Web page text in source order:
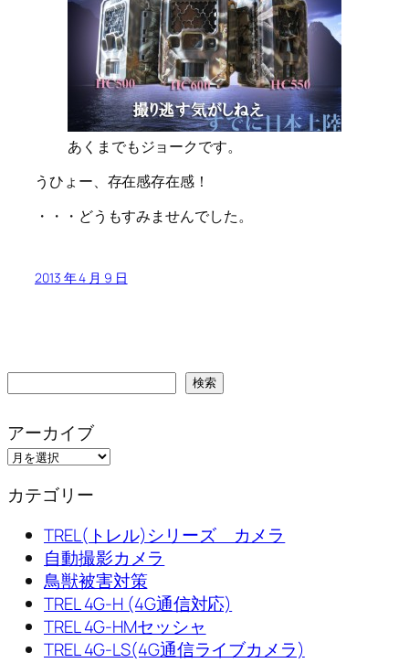
あくまでもジョークです。
うひょー、存在感存在感！
・・・どうもすみませんでした。
2013 年 4 月 9 日
検索
アーカイブ
カテゴリー
TREL(トレル)シリーズ カメラ
自動撮影カメラ
鳥獣被害対策
TREL 4G-H (4G通信対応)
TREL 4G-HMセッシャ
TREL 4G-LS(4G通信ライブカメラ)